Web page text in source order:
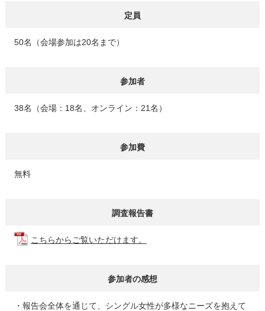
定員
50名（会場参加は20名まで）
参加者
38名（会場：18名、オンライン：21名）
参加費
無料
調査報告書
こちらからご覧いただけます。
参加者の感想
・報告会全体を通じて、シングル⼥性が多様なニーズを抱えて